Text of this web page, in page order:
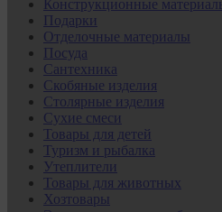
Конструкционные
Подарки
Отделочные материалы
Посуда
Сантехника
Скобяные изделия
Столярные изделия
Сухие смеси
Товары для детей
Туризм и рыбалка
Утеплители
Товары для животных
Хозтовары